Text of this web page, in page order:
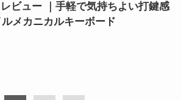
ビュー ｜手軽で気持ちよい打鍵感
メカニカルキーボード